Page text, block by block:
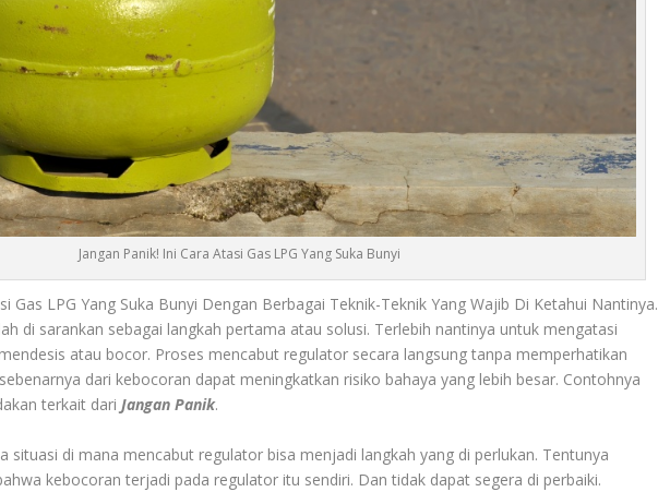
Jangan Panik! Ini Cara Atasi Gas LPG Yang Suka Bunyi
Gas LPG Yang Suka Bunyi Dengan Berbagai Teknik-Teknik Yang Wajib Di Ketahui Nantinya.
di sarankan sebagai langkah pertama atau solusi. Terlebih nantinya untuk mengatasi
atau bocor. Proses mencabut regulator secara langsung tanpa memperhatikan
dari kebocoran dapat meningkatkan risiko bahaya yang lebih besar. Contohnya
terkait dariJangan Panik.
situasi di mana mencabut regulator bisa menjadi langkah yang di perlukan. Tentunya
kebocoran terjadi pada regulator itu sendiri. Dan tidak dapat segera di perbaiki.